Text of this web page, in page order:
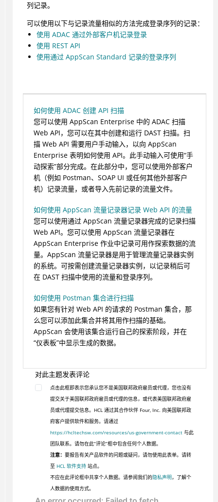
列记录。
可以使用以下与记录流量相似的方法完成登录序列的记录：
使用 ADAC 通过外部客户机记录登录
使用 REST API
使用通过 AppScan Standard 记录的登录序列
如何使用 ADAC 创建 API 扫描
您可以使用 AppScan Enterprise 中的 ADAC 扫描
Web API，您可以在其中创建和运行 DAST 扫描。扫
描 Web API 需要用户手动输入，以向 AppScan
Enterprise 表明如何使用 API。此手动输入可使用“手
动探索”部分完成。在此部分中，您可以使用外部客户
机（例如 Postman、SOAP UI 或任何其他外部客户
机）记录流量，或者导入先前记录的流量文件。
如何使用 AppScan 流量记录器记录 Web API 的流量
您可以使用通过 AppScan 流量记录器完成的记录扫描
Web API。您可以使用 AppScan 流量记录器在
AppScan Enterprise 作业中记录可用作探索数据的流
量。AppScan 流量记录器是用于管理流量记录器实例
的系统。可按需创建流量记录器实例，以记录稍后可
在 DAST 扫描中使用的流量和登录序列。
如何使用 Postman 集合进行扫描
如果您有针对 Web API 的请求的 Postman 集合，那
么您可以添加此集合并将其用作扫描的基础。
AppScan 会使用该集合运行自己的探索阶段，并在
“仪表板”中显示生成的数据。
对此主题发表评论
点击此框即表示您承认您不是美国联邦政府雇员或代理，您也没有
提交关于美国联邦政府雇员或代理的信息，或代表美国联邦政府雇
员或代理提交信息。HCL 通过其合作伙伴 Four, Inc. 向美国联邦政
府客户提供软件和服务。请通过
https://hcltechsw.com/resources/us-government-contact与此
团队联系。请勿在此“评论”框中包含任何个人数据。
注意： 要报告有关产品软件的问题或疑问，请勿使用此表单。请转
至 HCL 软件支持站点。
不应在此评论框中共享个人数据。请参阅我们的隐私声明，了解个
人数据的使用方式。